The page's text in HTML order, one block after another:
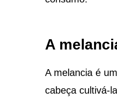
A
A melancia é
cabeça cultivá-